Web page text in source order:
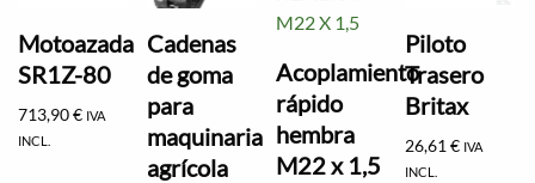
Motoazada
SR1Z-80
713,90€ IVA
INCL.
Cadenas
de goma
para
maquinaria
agrícola
Acoplamiento
rápido
hembra
M22 x 1,5
Piloto
Trasero
Britax
26,61€ IVA
INCL.